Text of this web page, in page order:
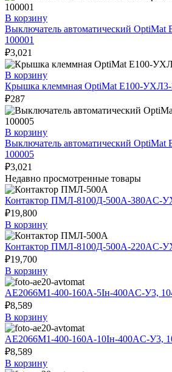
В корзину
Выключатель автоматический
100001
₽3,021
В корзину
Крышка клеммная OptiMat E100-УХЛ3-
₽287
В корзину
Выключатель автоматический
100005
₽3,021
Недавно просмотренные товары
Контактор ПМЛ-8100Д-500А-380AC-
₽19,800
В корзину
Контактор ПМЛ-8100Д-500А-220AC-
₽19,700
В корзину
АЕ2066М1-400-160А-5Iн-400AC-У3,
₽8,589
В корзину
АЕ2066М1-400-160А-10Iн-400AC-У3,
₽8,589
В корзину